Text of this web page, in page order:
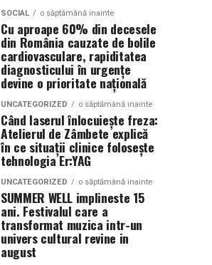
SOCIAL o săptămână inainte
Cu aproape 60% din decesele
din România cauzate de bolile
cardiovasculare, rapiditatea
diagnosticului în urgențe
devine o prioritate națională
UNCATEGORIZED o săptămână inainte
Când laserul înlocuiește freza:
Atelierul de Zâmbete explică
în ce situații clinice folosește
tehnologia Er:YAG
UNCATEGORIZED o săptămână inainte
SUMMER WELL implineste 15
ani. Festivalul care a
transformat muzica intr-un
univers cultural revine in
august